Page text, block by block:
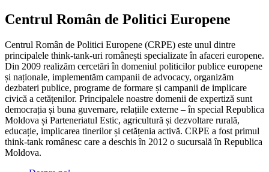
Centrul Român de Politici Europene
Centrul Român de Politici Europene (CRPE) este unul dintre
principalele think-tank-uri românești specializate în afaceri europene.
Din 2009 realizăm cercetări în domeniul politicilor publice europene
și naționale, implementăm campanii de advocacy, organizăm
dezbateri publice, programe de formare și campanii de implicare
civică a cetățenilor. Principalele noastre domenii de expertiză sunt
democrația și buna guvernare, relațiile externe – în special Republica
Moldova și Parteneriatul Estic, agricultură și dezvoltare rurală,
educație, implicarea tinerilor și cetățenia activă. CRPE a fost primul
think-tank românesc care a deschis în 2012 o sucursală în Republica
Moldova.